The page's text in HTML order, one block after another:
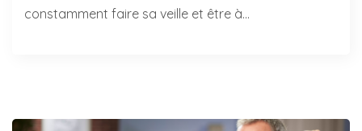
constamment faire sa veille et être à…